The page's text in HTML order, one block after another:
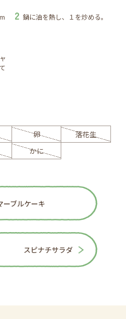
鍋に油を熱し、１を炒める。
卵
落花生
かに
ーブルケーキ
スピナチサラダ